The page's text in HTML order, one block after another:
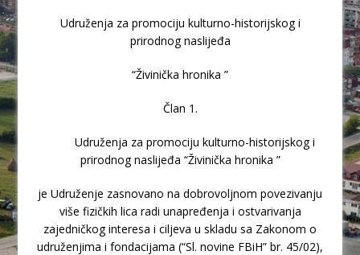
Udruženja za promociju kulturno-historijskog i
prirodnog naslijeđa
“Živinička hronika ”
Član 1.
Udruženja za promociju kulturno-historijskog i
prirodnog naslijeđa “Živinička hronika ”
je Udruženje zasnovano na dobrovoljnom povezivanju
više fizičkih lica radi unapređenja i ostvarivanja
zajedničkog interesa i ciljeva u skladu sa Zakonom o
udruženjima i fondacijama (“Sl. novine FBiH” br. 45/02),